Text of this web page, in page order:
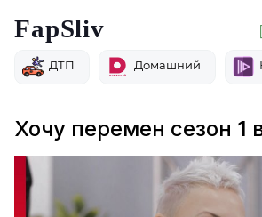
FapSliv
ДТП Домашний
Хочу перемен сезон 1